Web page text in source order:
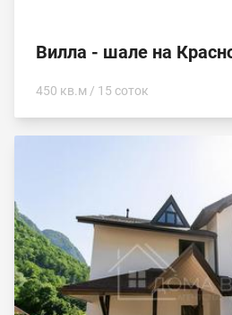
Вилла - шале на
450 кв.м / 15 соток